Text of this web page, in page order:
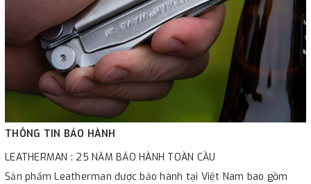
THÔNG TIN BẢO HÀNH
LEATHERMAN : 25 NĂM BẢO HÀNH TOÀN CẦU
Sản phẩm Leatherman được bảo hành tại Việt Nam bao gồm